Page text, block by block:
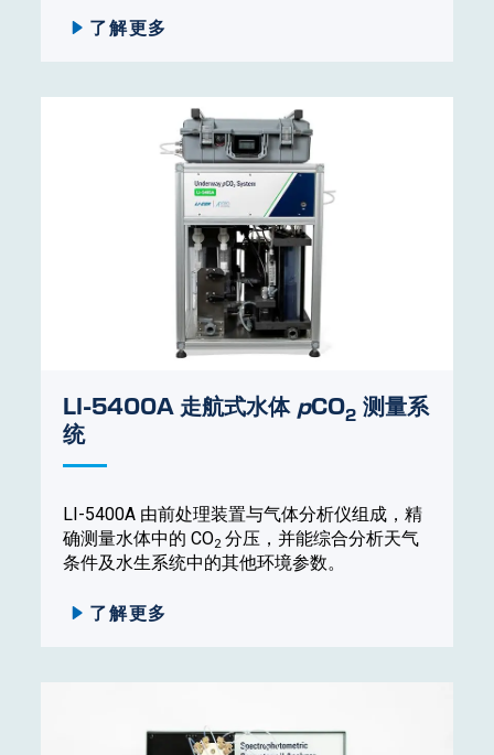
了解更多
LI-5400A 走航式水体 pCO2 测量系
统
LI-5400A 由前处理装置与气体分析仪组成，精
确测量水体中的 CO2 分压，并能综合分析天气
条件及水生系统中的其他环境参数。
了解更多